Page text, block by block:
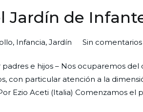
Jardín de
, Infancia, Jardín Sin comentarios
e hijos – Nos ocuparemos
con particular atención a la
Ezio Aceti (Italia) Comenzamos el